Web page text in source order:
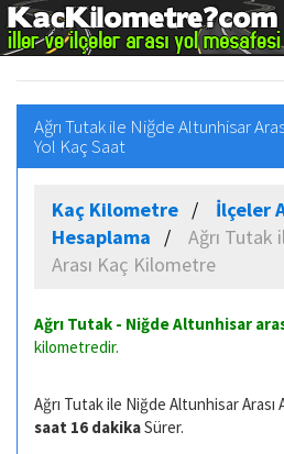
Ağrı Tutak ile Niğde Altunhisar
Yol Kaç Saat
Kaç Kilometre
İlçeler
Hesaplama
Ağrı Tutak
Arası Kaç Kilometre
Ağrı Tutak - Niğde Altunhisar
kilometredir.
Ağrı Tutak ile Niğde Altunhisar Arası
saat 16 dakikaSürer.